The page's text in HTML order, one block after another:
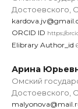
Достоевского,
ORCID ID https://
Elibrary Author_id
Арина
Омский
Достоевского,